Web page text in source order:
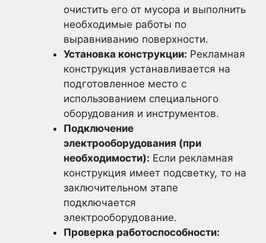
очистить его от мусора и выполнить
необходимые работы по
выравниванию поверхности.
Установка конструкции: Рекламная
конструкция устанавливается на
подготовленное место с
использованием специального
оборудования и инструментов.
Подключение
электрооборудования (при
необходимости): Если рекламная
конструкция имеет подсветку, то на
заключительном этапе
подключается
электрооборудование.
Проверка работоспособности: